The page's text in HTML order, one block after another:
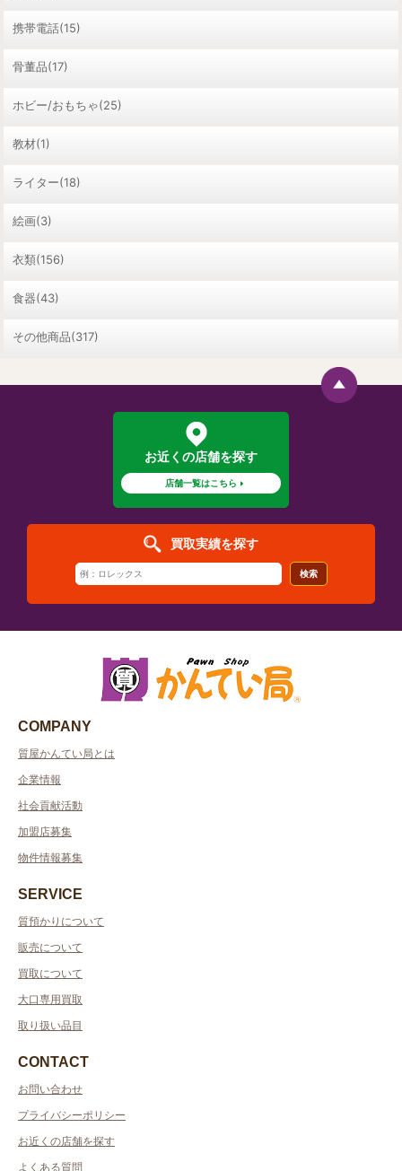
携帯電話(15)
骨董品(17)
ホビー/おもちゃ(25)
教材(1)
ライター(18)
絵画(3)
衣類(156)
食器(43)
その他商品(317)
お近くの店舗を探す
店舗一覧はこちら
買取実績を探す
検索
COMPANY
質屋かんてい局とは
企業情報
社会貢献活動
加盟店募集
物件情報募集
SERVICE
質預かりについて
販売について
買取について
大口専用買取
取り扱い品目
CONTACT
お問い合わせ
プライバシーポリシー
お近くの店舗を探す
よくある質問